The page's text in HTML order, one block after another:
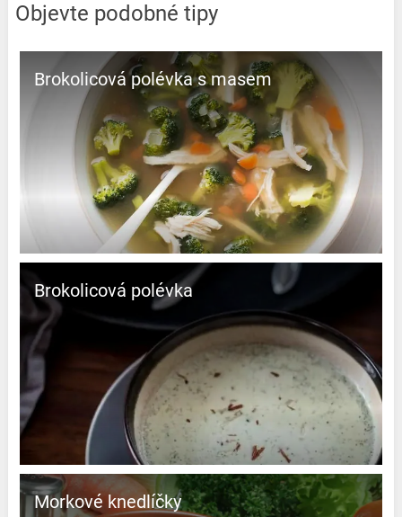
Objevte podobné tipy
Brokolicová polévka s masem
Brokolicová polévka
Morkové knedlíčky